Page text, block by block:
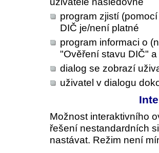
program zjistí
DIČ je/není platné
program informaci o
"Ověření stavu DIČ"
dialog se zobrazí
uživatel v dialogu
Možnost interaktivního
řešení nestandardních
nastávat. Režim není